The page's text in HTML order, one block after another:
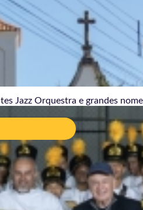
Jazz Orquestra e grandes
do Morro Santana por meio da